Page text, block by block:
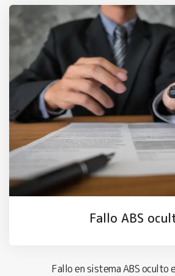
Fallo ABS
Fallo en sistema ABS oculto